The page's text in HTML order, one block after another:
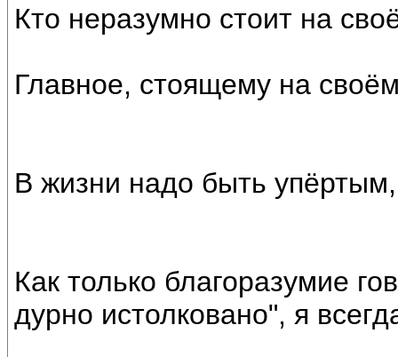
Кто неразумно стоит на
Главное, стоящему на
В жизни надо быть
Как только благоразумие
дурно истолковано", я